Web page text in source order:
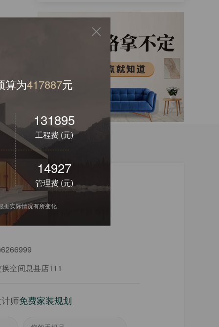
息县店
装修工地：5
空间息县店111
师免费家装规划
算为366430元
127102
工程费 (元)
12204
管理费 (元)
据实际情况有所变化